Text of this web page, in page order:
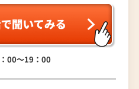
00〜19：00